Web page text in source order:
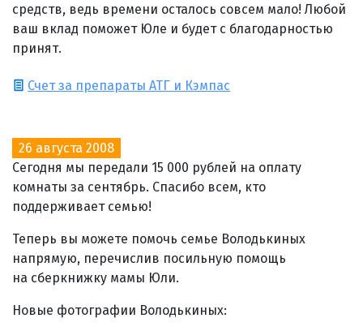
средств, ведь времени осталось совсем мало! Любой
ваш вклад поможет Юле и будет с благодарностью
принят.
Счет за препараты АТГ и Кэмпас
26 августа 2008
Сегодня мы передали 15 000 рублей на оплату
комнаты за сентябрь. Спасибо всем, кто
поддерживает семью!
Теперь вы можете помочь семье Володькиных
напрямую, перечислив посильную помощь
на сберкнижку мамы Юли.
Новые фотографии Володькиных: